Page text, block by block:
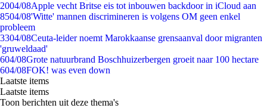
2004/08Apple vecht Britse eis tot inbouwen backdoor in iCloud aan
8504/08'Witte' mannen discrimineren is volgens OM geen enkel
probleem
3304/08Ceuta-leider noemt Marokkaanse grensaanval door migranten
'gruweldaad'
604/08Grote natuurbrand Boschhuizerbergen groeit naar 100 hectare
604/08FOK! was even down
Laatste items
Laatste items
Toon berichten uit deze thema's